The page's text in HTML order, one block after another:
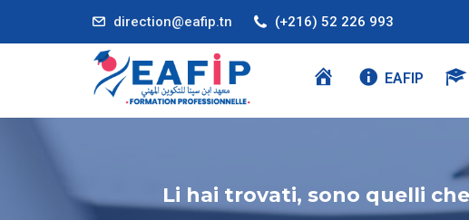
direction@eafip.tn (+216) 52 226 993
I
EAFIP
Li hai trovati, sono quelli